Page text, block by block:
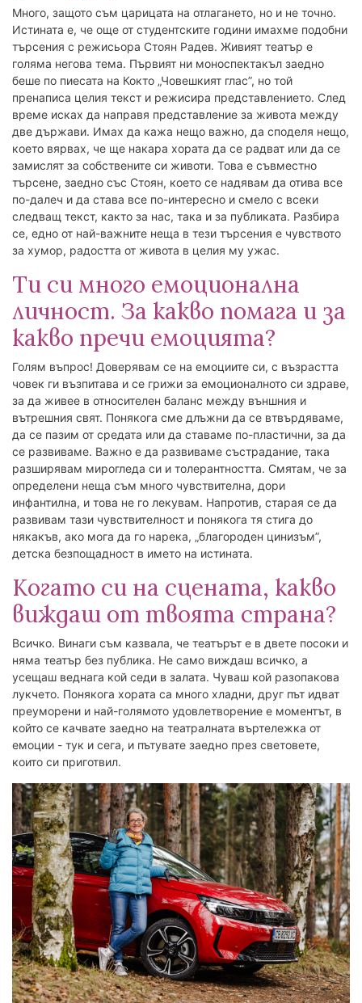
Много, защото съм царицата на отлагането, но и не точно.
Истината е, че още от студентските години имахме подобни
търсения с режисьора Стоян Радев. Живият театър е
голяма негова тема. Първият ни моноспектакъл заедно
беше по пиесата на Кокто „Човешкият глас”, но той
пренаписа целия текст и режисира представлението. След
време исках да направя представление за живота между
две държави. Имах да кажа нещо важно, да споделя нещо,
което вярвах, че ще накара хората да се радват или да се
замислят за собствените си животи. Това е съвместно
търсене, заедно със Стоян, което се надявам да отива все
по-далеч и да става все по-интересно и смело с всеки
следващ текст, както за нас, така и за публиката. Разбира
се, едно от най-важните неща в тези търсения е чувството
за хумор, радостта от живота в целия му ужас.
Ти си много емоционална
личност. За какво помага и за
какво пречи емоцията?
Голям въпрос! Доверявам се на емоциите си, с възрастта
човек ги възпитава и се грижи за емоционалното си здраве,
за да живее в относителен баланс между външния и
вътрешния свят. Понякога сме длъжни да се втвърдяваме,
да се пазим от средата или да ставаме по-пластични, за да
се развиваме. Важно е да развиваме състрадание, така
разширявам мирогледа си и толерантността. Смятам, че за
определени неща съм много чувствителна, дори
инфантилна, и това не го лекувам. Напротив, старая се да
развивам тази чувствителност и понякога тя стига до
някакъв, ако мога да го нарека, „благороден цинизъм”,
детска безпощадност в името на истината.
Когато си на сцената, какво
виждаш от твоята страна?
Всичко. Винаги съм казвала, че театърът е в двете посоки и
няма театър без публика. Не само виждаш всичко, а
усещаш веднага кой седи в залата. Чуваш кой разопакова
лукчето. Понякога хората са много хладни, друг път идват
преуморени и най-голямото удовлетворение е моментът, в
който се качвате заедно на театралната въртележка от
емоции - тук и сега, и пътувате заедно през световете,
които си приготвил.